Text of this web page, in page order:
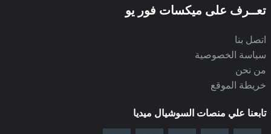
تعــرف على ميكسات فور يو
اتصل بنا
سياسة الخصوصية
من نحن
خريطة الموقع
تابعنا علي منصات السوشيال ميديا